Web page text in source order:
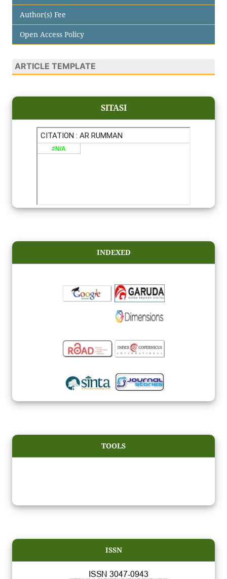
Author(s) Fee
Open Access Policy
ARTICLE TEMPLATE
SITASI
INDEXED
TOOLS
ISSN